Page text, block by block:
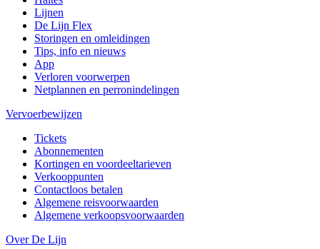
Lijnen
De Lijn Flex
Storingen en omleidingen
Tips, info en nieuws
App
Verloren voorwerpen
Netplannen en perronindelingen
Vervoerbewijzen
Tickets
Abonnementen
Kortingen en voordeeltarieven
Verkooppunten
Contactloos betalen
Algemene reisvoorwaarden
Algemene verkoopsvoorwaarden
Over De Lijn